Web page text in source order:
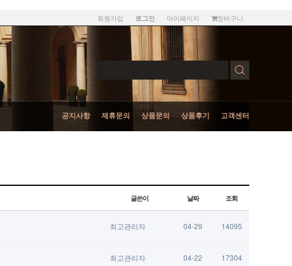
회원가입 로그인 마이페이지 장바구니
공지사항 제휴문의 상품문의 상품후기 고객센터
글쓴이 날짜 조회
최고관리자 04-29 14095
최고관리자 04-22 17304